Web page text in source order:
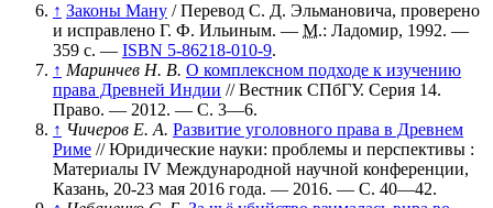
↑ Законы Ману / Перевод С. Д. Эльмановича, проверено
и исправлено Г. Ф. Ильиным. — М.: Ладомир, 1992. —
359 с. — ISBN 5-86218-010-9.
↑ Маринчев Н. В. О комплексном подходе к изучению
права Древней Индии // Вестник СПбГУ. Серия 14.
Право. — 2012. — С. 3—6.
↑ Чичеров Е. А. Развитие уголовного права в Древнем
Риме // Юридические науки: проблемы и перспективы :
Материалы IV Международной научной конференции,
Казань, 20-23 мая 2016 года. — 2016. — С. 40—42.